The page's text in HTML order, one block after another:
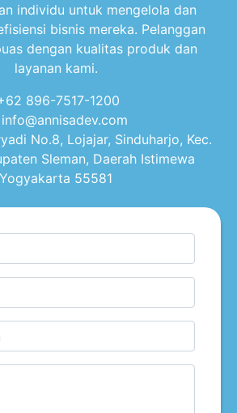
individu untuk mengelola dan
bisnis mereka. Pelanggan
dengan kualitas produk dan
layanan kami.
896-7517-1200
No.8, Lojajar, Sinduharjo, Kec.
Sleman, Daerah Istimewa
Yogyakarta 55581